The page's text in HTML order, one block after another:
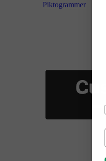
Piktogrammer